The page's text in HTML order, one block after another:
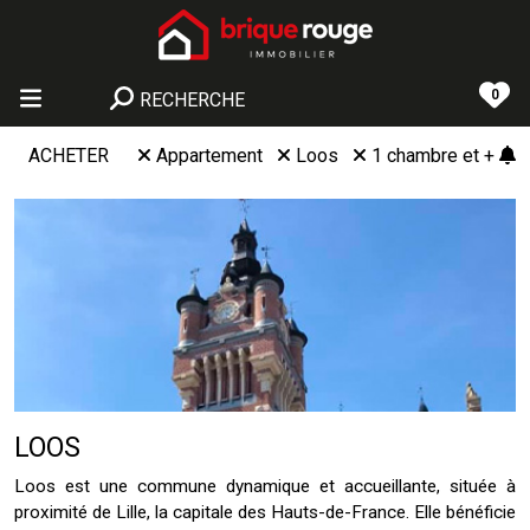
RECHERCHE 0
ACHETER Appartement Loos 1 chambre et +
LOOS
Loos est une commune dynamique et accueillante, située à
proximité de Lille, la capitale des Hauts-de-France. Elle bénéficie